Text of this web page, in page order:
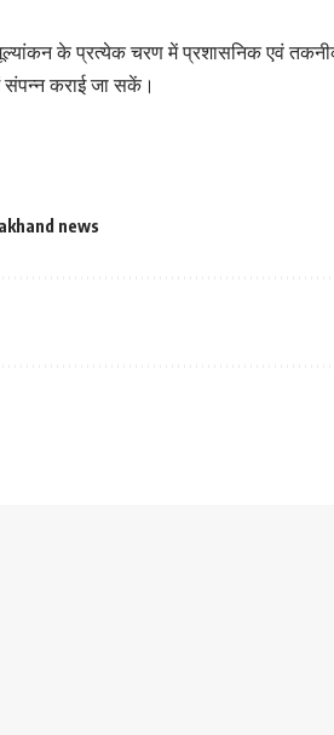
मूल्यांकन के प्रत्येक चरण में प्रशासनिक एवं
में संपन्न कराई जा सकें।
news